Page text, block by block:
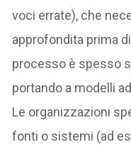
voci errate), che
approfondita prima
processo è spesso
portando a modelli
Le organizzazioni
fonti o sistemi (ad